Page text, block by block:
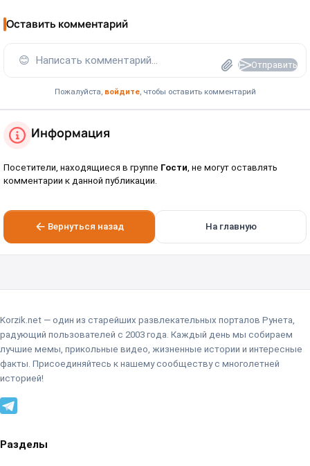
Оставить комментарий
😊 Написать комментарий... Отправить
Пожалуйста, войдите, чтобы оставить комментарий
Информация
Посетители, находящиеся в группе Гости , не могут оставлять
комментарии к данной публикации.
Вернуться назад На главную
Korzik.net — один из старейших развлекательных порталов Рунета,
радующий пользователей с 2003 года. Каждый день мы собираем
лучшие мемы, прикольные видео, жизненные истории и интересные
факты. Присоединяйтесь к нашему сообществу с многолетней
историей!
Разделы